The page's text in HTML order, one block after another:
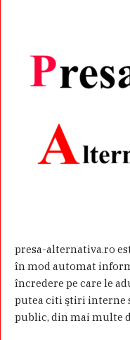
presa-alternativa.ro
în mod automat
încredere pe care le
putea citi ştiri interne
public, din mai multe